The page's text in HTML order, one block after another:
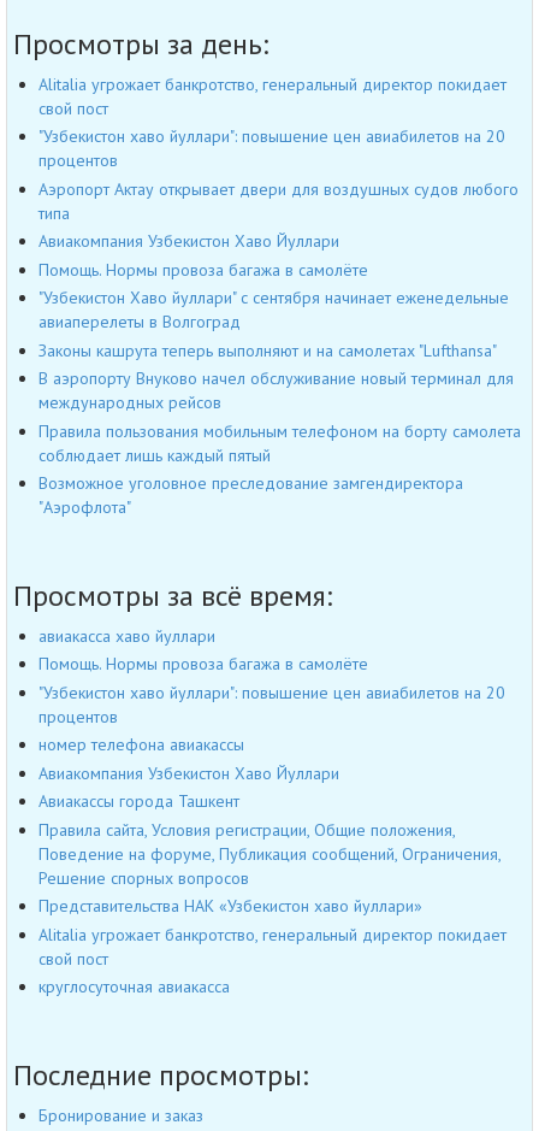
Просмотры за день:
Alitalia угрожает банкротство, генеральный директор покидает
свой пост
"Узбекистон хаво йуллари": повышение цен авиабилетов на 20
процентов
Аэропорт Актау открывает двери для воздушных судов любого
типа
Авиакомпания Узбекистон Хаво Йуллари
Помощь. Нормы провоза багажа в самолёте
"Узбекистон Хаво йуллари" с сентября начинает еженедельные
авиаперелеты в Волгоград
Законы кашрута теперь выполняют и на самолетах "Lufthansa"
В аэропорту Внуково начел обслуживание новый терминал для
международных рейсов
Правила пользования мобильным телефоном на борту самолета
соблюдает лишь каждый пятый
Возможное уголовное преследование замгендиректора
"Аэрофлота"
Просмотры за всё время:
авиакасса хаво йуллари
Помощь. Нормы провоза багажа в самолёте
"Узбекистон хаво йуллари": повышение цен авиабилетов на 20
процентов
номер телефона авиакассы
Авиакомпания Узбекистон Хаво Йуллари
Авиакассы города Ташкент
Правила сайта, Условия регистрации, Общие положения,
Поведение на форуме, Публикация сообщений, Ограничения,
Решение спорных вопросов
Представительства НАК «Узбекистон хаво йуллари»
Alitalia угрожает банкротство, генеральный директор покидает
свой пост
круглосуточная авиакасса
Последние просмотры:
Бронирование и заказ